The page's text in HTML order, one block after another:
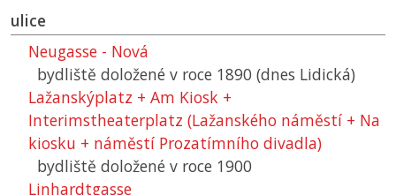
ulice
Neugasse - Nová
bydliště doložené v roce 1890 (dnes Lidická)
Lažanskýplatz + Am Kiosk +
Interimstheaterplatz (Lažanského náměstí + Na
kiosku + náměstí Prozatímního divadla)
bydliště doložené v roce 1900
Linhardtgasse